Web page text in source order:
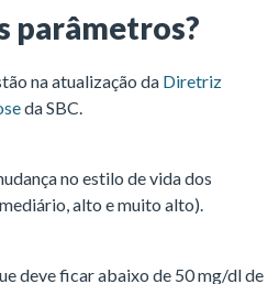
parâmetros?
na atualização da Diretriz
da SBC.
no estilo de vida dos
alto e muito alto).
deve ficar abaixo de 50 mg/dl de